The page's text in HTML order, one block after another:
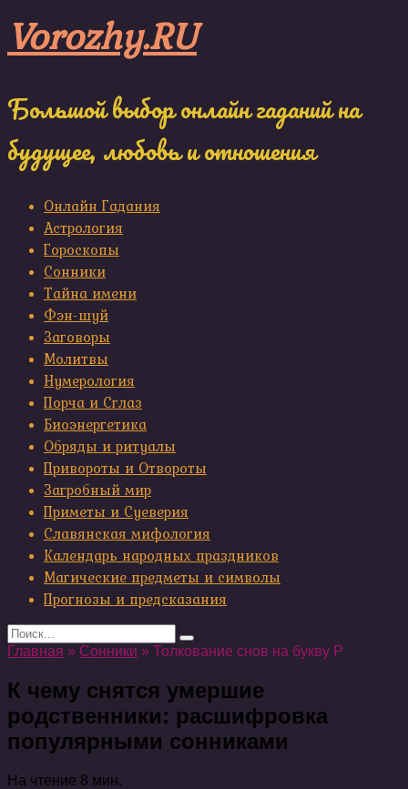
to
content
Vorozhy.RU
Большой выбор онлайн гаданий на
будущее, любовь и отношения
Онлайн Гадания
Астрология
Гороскопы
Сонники
Тайна имени
Фэн-шуй
Заговоры
Молитвы
Нумерология
Порча и Сглаз
Биоэнергетика
Обряды и ритуалы
Привороты и Отвороты
Загробный мир
Приметы и Суеверия
Славянская мифология
Календарь народных праздников
Магические предметы и символы
Прогнозы и предсказания
Search
for:
Главная » Сонники » Толкование снов на букву Р
К чему снятся умершие
родственники: расшифровка
популярными сонниками
На чтение 8 мин.